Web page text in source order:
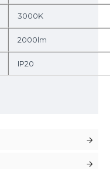
3000K
2000lm
IP20